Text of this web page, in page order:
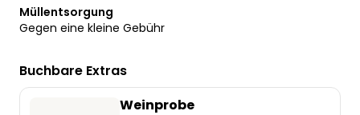
Müllentsorgung
Gegen eine kleine Gebühr
Buchbare Extras
Weinprobe